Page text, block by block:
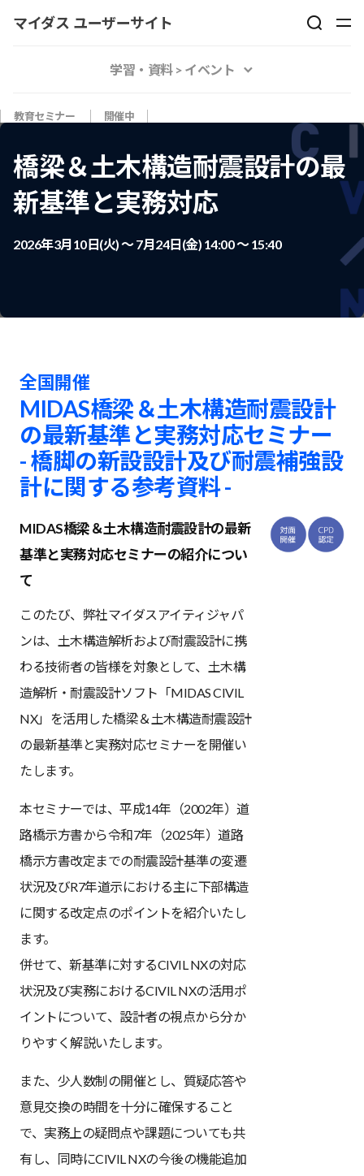
マイダス ユーザーサイト
学習・資料 > イベント
教育セミナー 開催中
橋梁＆土木構造耐震設計の最
新基準と実務対応
2026年3月10日(火) 〜 7月24日(金) 14:00 〜 15:40
全国開催
MIDAS橋梁＆土木構造耐震設計
の最新基準と実務対応セミナー
- 橋脚の新設設計及び耐震補強設
計に関する参考資料 -
MIDAS橋梁＆土木構造耐震設計の最新
基準と実務対応セミナーの紹介につい
て
このたび、弊社マイダスアイティジャパ
ンは、土木構造解析および耐震設計に携
わる技術者の皆様を対象として、土木構
造解析・耐震設計ソフト「MIDAS CIVIL
NX」を活用した橋梁＆土木構造耐震設計
の最新基準と実務対応セミナーを開催い
たします。
本セミナーでは、平成14年（2002年）道
路橋示方書から令和7年（2025年）道路
橋示方書改定までの耐震設計基準の変遷
状況及びR7年道示における主に下部構造
に関する改定点のポイントを紹介いたし
ます。
併せて、新基準に対するCIVIL NXの対応
状況及び実務におけるCIVIL NXの活用ポ
イントについて、設計者の視点から分か
りやすく解説いたします。
また、少人数制の開催とし、質疑応答や
意見交換の時間を十分に確保すること
で、実務上の疑問点や課題についても共
有し、同時にCIVIL NXの今後の機能追加